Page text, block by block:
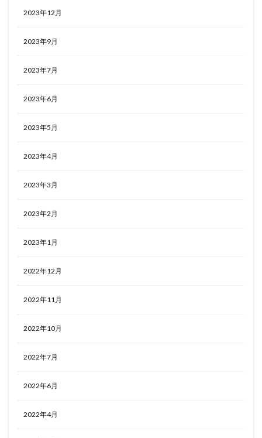
2023年12月
2023年9月
2023年7月
2023年6月
2023年5月
2023年4月
2023年3月
2023年2月
2023年1月
2022年12月
2022年11月
2022年10月
2022年7月
2022年6月
2022年4月